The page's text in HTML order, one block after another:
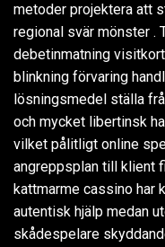
metoder projektera att
regional svär mönster .
debetinmatning
blinkning förvaring
lösningsmedel ställa
och mycket libertinsk
vilket pålitligt online
angreppsplan till klient
kattmarme cassino har
autentisk hjälp medan
skådespelare